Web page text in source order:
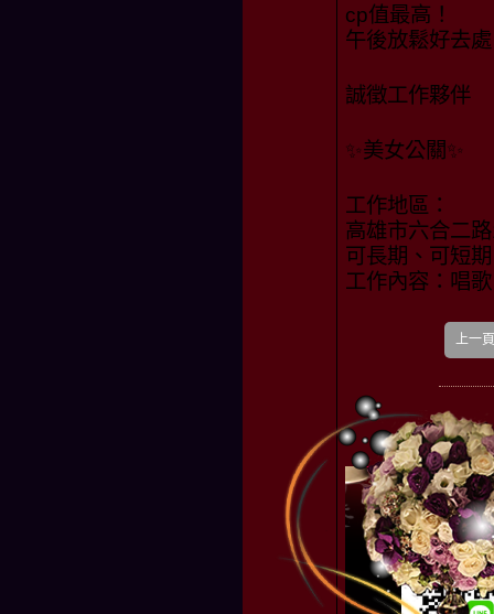
cp值最高！
午後放鬆好去
誠徵工作夥伴
✨美女公關✨
工作地區：
高雄市六合二
可長期、可短
工作內容：唱歌
上一頁